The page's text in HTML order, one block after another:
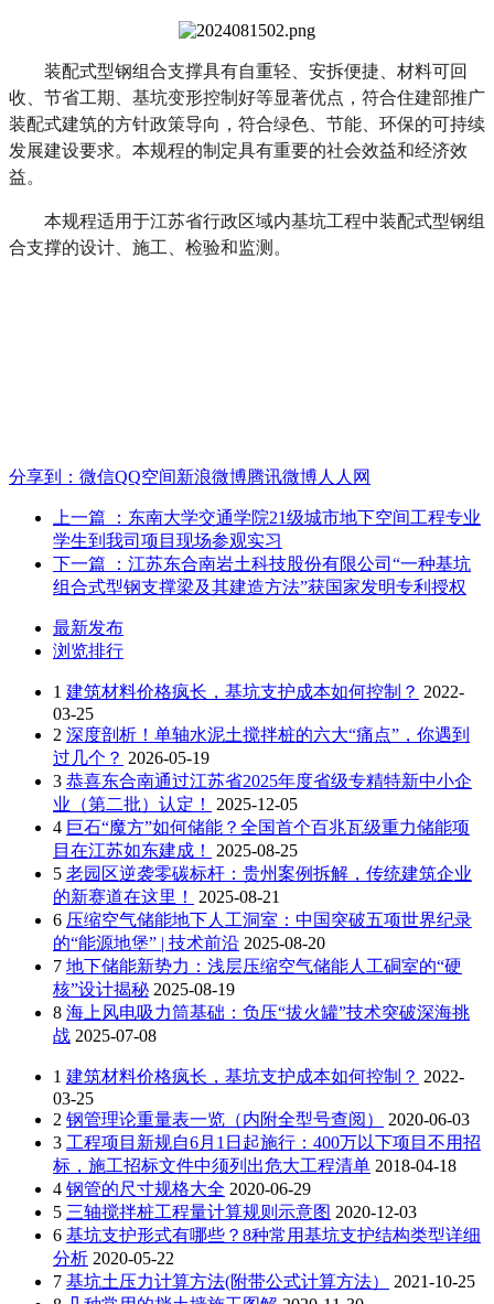
装配式型钢组合支撑具有自重轻、安拆便捷、材料可回
收、节省工期、基坑变形控制好等显著优点，符合住建部推广
装配式建筑的方针政策导向，符合绿色、节能、环保的可持续
发展建设要求。本规程的制定具有重要的社会效益和经济效
益。
本规程适用于江苏省行政区域内基坑工程中装配式型钢组
合支撑的设计、施工、检验和监测。
分享到： 微信QQ空间新浪微博腾讯微博人人网
上一篇
：东南大学交通学院21级城市地下空间工程专业
学生到我司项目现场参观实习
下一篇
：江苏东合南岩土科技股份有限公司“一种基坑
组合式型钢支撑梁及其建造方法”获国家发明专利授权
最新发布
浏览排行
1 建筑材料价格疯长，基坑支护成本如何控制？ 2022-
03-25
2 深度剖析！单轴水泥土搅拌桩的六大“痛点”，你遇到
过几个？ 2026-05-19
3 恭喜东合南通过江苏省2025年度省级专精特新中小企
业（第二批）认定！
2025-12-05
4 巨石“魔方”如何储能？全国首个百兆瓦级重力储能项
目在江苏如东建成！
2025-08-25
5 老园区逆袭零碳标杆：贵州案例拆解，传统建筑企业
的新赛道在这里！
2025-08-21
6 压缩空气储能地下人工洞室：中国突破五项世界纪录
的“能源地堡” | 技术前沿 2025-08-20
7 地下储能新势力：浅层压缩空气储能人工硐室的“硬
核”设计揭秘 2025-08-19
8 海上风电吸力筒基础：负压“拔火罐”技术突破深海挑
战 2025-07-08
1 建筑材料价格疯长，基坑支护成本如何控制？ 2022-
03-25
2 钢管理论重量表一览（内附全型号查阅）
2020-06-03
3 工程项目新规自6月1日起施行：400万以下项目不用招
标，施工招标文件中须列出危大工程清单 2018-04-18
4 钢管的尺寸规格大全 2020-06-29
5 三轴搅拌桩工程量计算规则示意图 2020-12-03
6 基坑支护形式有哪些？8种常用基坑支护结构类型详细
分析 2020-05-22
7 基坑土压力计算方法(附带公式计算方法）
2021-10-25